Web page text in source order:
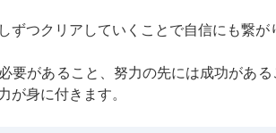
ずつクリアしていくことで自信にも繋が
要があること、努力の先には成功があ
が身に付きます。